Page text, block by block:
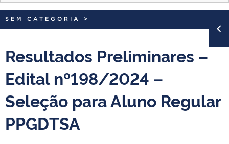
PORTARIAS
TELEFONES
SEM CATEGORIA >
Resultados Preliminares –
Edital nº198/2024 –
Seleção para Aluno Regular
PPGDTSA